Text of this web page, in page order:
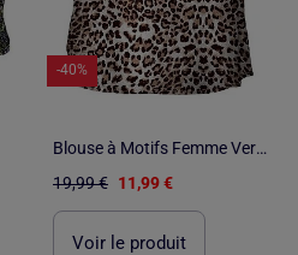
-40%
Blouse à Motifs Femme Vero Moda
19,99 € 11,99 €
Voir le produit